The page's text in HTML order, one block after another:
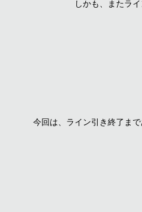
しかも、またライ
今回は、ライン引き終了まで